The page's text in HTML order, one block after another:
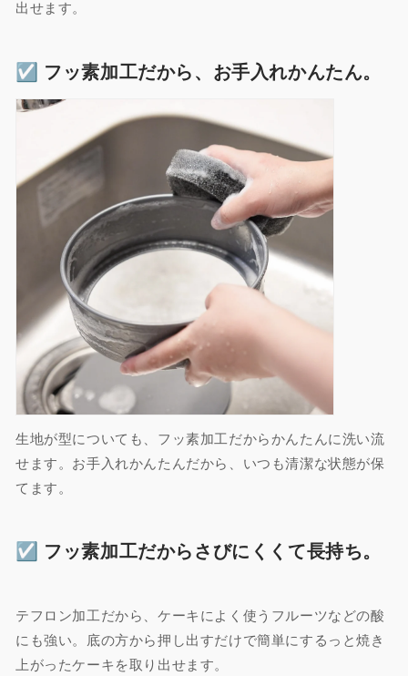
出せます。
☑︎ フッ素加工だから、お手入れかんたん。
生地が型についても、フッ素加工だからかんたんに洗い流
せます。お手入れかんたんだから、いつも清潔な状態が保
てます。
☑︎ フッ素加工だからさびにくくて長持ち。
テフロン加工だから、ケーキによく使うフルーツなどの酸
にも強い。底の方から押し出すだけで簡単にするっと焼き
上がったケーキを取り出せます。